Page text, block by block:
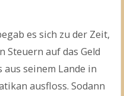
es sich zu der Zeit,
Steuern auf das Geld
aus seinem Lande in
ausfloss. Sodann